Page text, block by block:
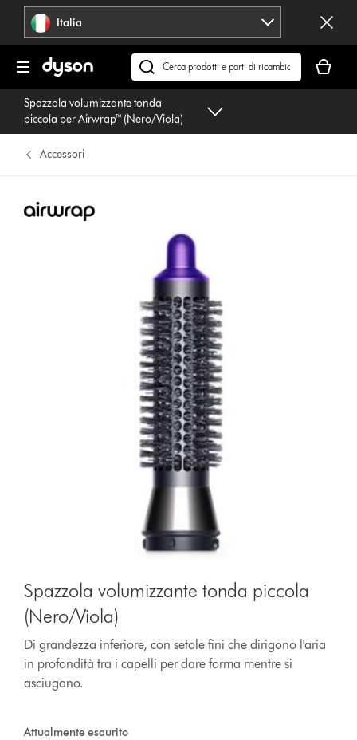
navigazione Italia
Cerca
su
dyson.it
carrello
è
Spazzola volumizzante tonda
piccola per Airwrap™ (Nero/Viola)
Accessori
Spazzola volumizzante tonda piccola
(Nero/Viola)
Di grandezza inferiore, con setole fini che dirigono l'aria
in profondità tra i capelli per dare forma mentre si
asciugano.
Attualmente esaurito